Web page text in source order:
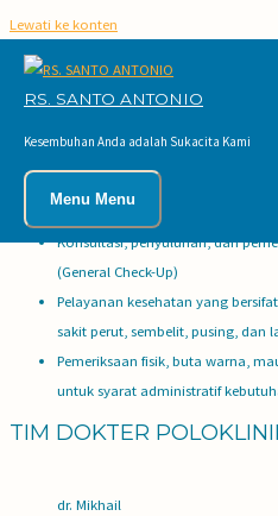
Lewati ke konten
RS. SANTO ANTONIO
Kesembuhan Anda adalah Sukacita Kami
Menu Menu
POLIKLINIK
Pelayanan Poliklinik Umum meliputi:
Konsultasi, penyuluhan, dan
(General Check-Up)
Pelayanan kesehatan yang
sakit perut, sembelit, pusing, dan
Pemeriksaan fisik, buta warna,
untuk syarat administratif
TIM DOKTER
dr. Mikhail